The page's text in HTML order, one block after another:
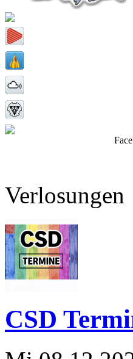
Verlosungen
CSD